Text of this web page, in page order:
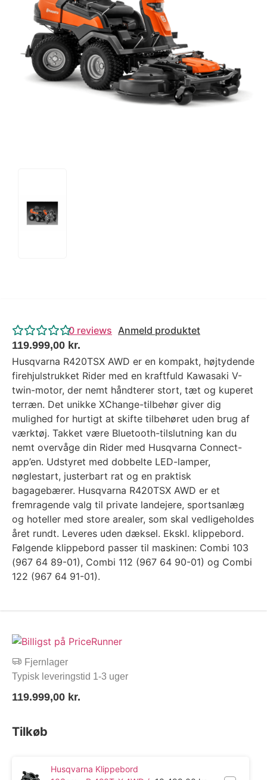
Tips og tricks
4.4 Google Reviews
4.7 Trustpilot
0 reviews Anmeld produktet
119.999,00 kr.
Husqvarna R420TSX AWD er en kompakt, højtydende
firehjulstrukket Rider med en kraftfuld Kawasaki V-
twin-motor, der nemt håndterer stort, tæt og kuperet
terræn. Det unikke XChange-tilbehør giver dig
mulighed for hurtigt at skifte tilbehøret uden brug af
værktøj. Takket være Bluetooth-tilslutning kan du
nemt overvåge din Rider med Husqvarna Connect-
app’en. Udstyret med dobbelte LED-lamper,
nøglestart, justerbart rat og en praktisk
bagagebærer. Husqvarna R420TSX AWD er et
fremragende valg til private landejere, sportsanlæg
og hoteller med store arealer, som skal vedligeholdes
året rundt. Leveres uden dæksel. Ekskl. klippebord.
Følgende klippebord passer til maskinen: Combi 103
(967 64 89-01), Combi 112 (967 64 90-01) og Combi
122 (967 64 91-01).
Fjernlager
Typisk leveringstid 1-3 uger
119.999,00 kr.
Tilkøb
Husqvarna Klippebord